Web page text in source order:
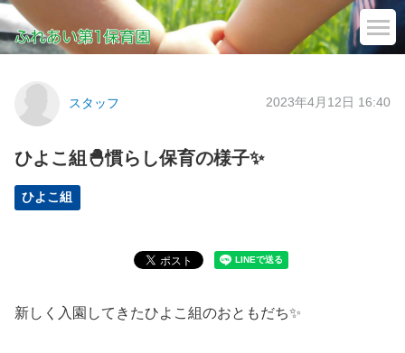
スタッフ 2023年4月12日 16:40
ひよこ組🐣慣らし保育の様子✨
ひよこ組
新しく入園してきたひよこ組のおともだち✨